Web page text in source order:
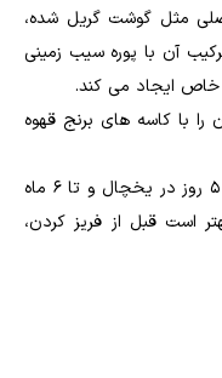
مثل گوشت گریل شده،
آن با پوره سیب زمینی
خاص ایجاد می کند.
را با کاسه های برنج قهوه
اسفناج پخته را در ظرف دربسته، تا ۵ روز در یخچال و تا ۶ ماه
است قبل از فریز کردن،